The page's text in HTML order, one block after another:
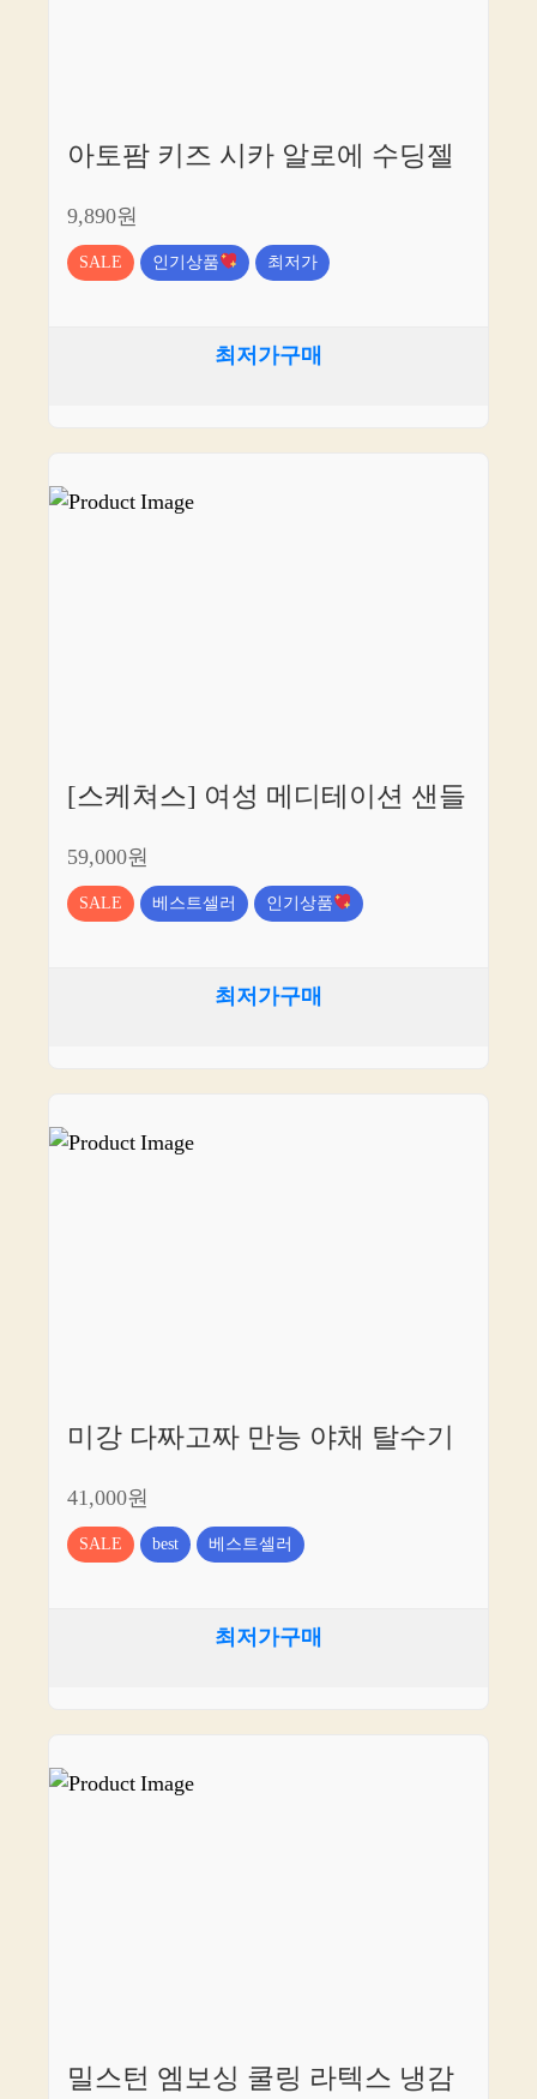
아토팜 키즈 시카 알로에 수딩젤
9,890원
SALE 인기상품 최저가
최저가구매
[스케쳐스] 여성 메디테이션 샌들
59,000원
SALE 베스트셀러 인기상품
최저가구매
미강 다짜고짜 만능 야채 탈수기
41,000원
SALE best 베스트셀러
최저가구매
밀스턴 엠보싱 쿨링 라텍스 냉감